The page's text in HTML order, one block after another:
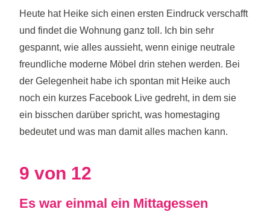
Heute hat Heike sich einen ersten Eindruck verschafft
und findet die Wohnung ganz toll. Ich bin sehr
gespannt, wie alles aussieht, wenn einige neutrale
freundliche moderne Möbel drin stehen werden. Bei
der Gelegenheit habe ich spontan mit Heike auch
noch ein kurzes Facebook Live gedreht, in dem sie
ein bisschen darüber spricht, was homestaging
bedeutet und was man damit alles machen kann.
9 von 12
Es war einmal ein Mittagessen